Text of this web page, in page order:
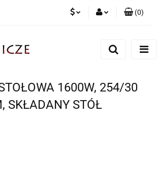
(0)
1600W, 254/30
SKŁADANY STÓŁ